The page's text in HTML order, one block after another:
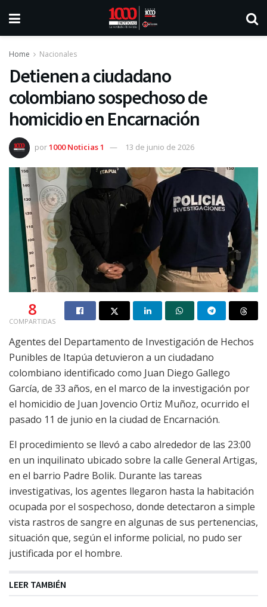
Home Nacionales
Detienen a ciudadano
colombiano sospechoso de
homicidio en Encarnación
por1000 Noticias 1 13 de junio de 2026
8
COMPARTIDAS
Agentes del Departamento de Investigación de Hechos
Punibles de Itapúa detuvieron a un ciudadano
colombiano identificado como Juan Diego Gallego
García, de 33 años, en el marco de la investigación por
el homicidio de Juan Jovencio Ortiz Muñoz, ocurrido el
pasado 11 de junio en la ciudad de Encarnación.
El procedimiento se llevó a cabo alrededor de las 23:00
en un inquilinato ubicado sobre la calle General Artigas,
en el barrio Padre Bolik. Durante las tareas
investigativas, los agentes llegaron hasta la habitación
ocupada por el sospechoso, donde detectaron a simple
vista rastros de sangre en algunas de sus pertenencias,
situación que, según el informe policial, no pudo ser
justificada por el hombre.
LEER TAMBIÉN